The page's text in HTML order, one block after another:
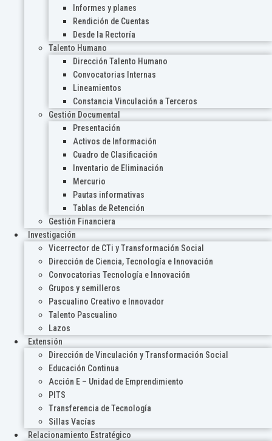
Informes y planes
Rendición de Cuentas
Desde la Rectoría
Talento Humano
Dirección Talento Humano
Convocatorias Internas
Lineamientos
Constancia Vinculación a Terceros
Gestión Documental
Presentación
Activos de Información
Cuadro de Clasificación
Inventario de Eliminación
Mercurio
Pautas informativas
Tablas de Retención
Gestión Financiera
Investigación
Vicerrector de CTi y Transformación Social
Dirección de Ciencia, Tecnología e Innovación
Convocatorias Tecnología e Innovación
Grupos y semilleros
Pascualino Creativo e Innovador
Talento Pascualino
Lazos
Extensión
Dirección de Vinculación y Transformación Social
Educación Continua
Acción E – Unidad de Emprendimiento
PITS
Transferencia de Tecnología
Sillas Vacías
Relacionamiento Estratégico